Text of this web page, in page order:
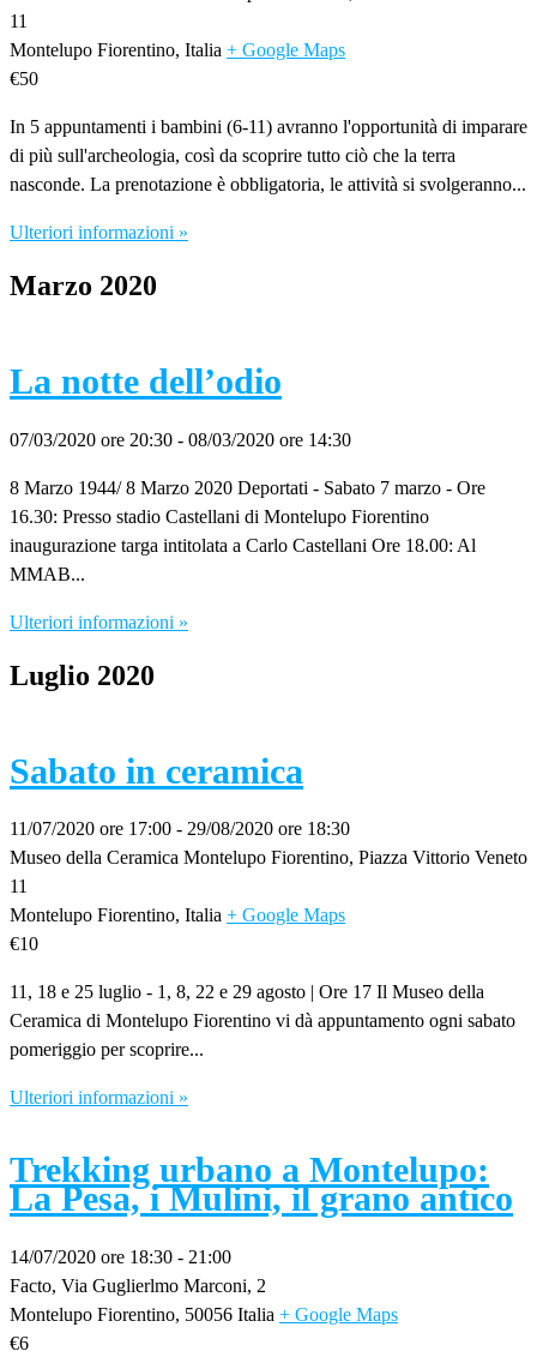
11
Montelupo Fiorentino, Italia + Google Maps
€50
In 5 appuntamenti i bambini (6-11) avranno l'opportunità di imparare
di più sull'archeologia, così da scoprire tutto ciò che la terra
nasconde. La prenotazione è obbligatoria, le attività si svolgeranno...
Ulteriori informazioni »
Marzo 2020
La notte dell’odio
07/03/2020 ore 20:30 - 08/03/2020 ore 14:30
8 Marzo 1944/ 8 Marzo 2020 Deportati - Sabato 7 marzo - Ore
16.30: Presso stadio Castellani di Montelupo Fiorentino
inaugurazione targa intitolata a Carlo Castellani Ore 18.00: Al
MMAB...
Ulteriori informazioni »
Luglio 2020
Sabato in ceramica
11/07/2020 ore 17:00 - 29/08/2020 ore 18:30
Museo della Ceramica Montelupo Fiorentino, Piazza Vittorio Veneto
11
Montelupo Fiorentino, Italia + Google Maps
€10
11, 18 e 25 luglio - 1, 8, 22 e 29 agosto | Ore 17 Il Museo della
Ceramica di Montelupo Fiorentino vi dà appuntamento ogni sabato
pomeriggio per scoprire...
Ulteriori informazioni »
Trekking urbano a Montelupo:
La Pesa, i Mulini, il grano antico
14/07/2020 ore 18:30 - 21:00
Facto, Via Guglierlmo Marconi, 2
Montelupo Fiorentino, 50056 Italia + Google Maps
€6